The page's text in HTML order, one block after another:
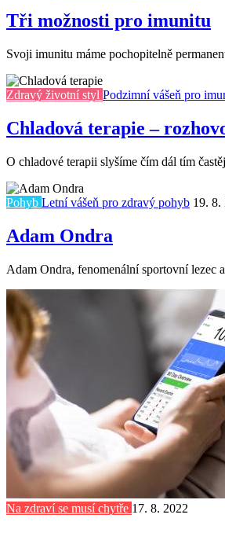
Tři možnosti pro imunitu
Svoji imunitu máme pochopitelně
Zdravý životní styl Podzimní vášeň pro
Chladová terapie –
O chladové terapii slyšíme čím dál tím
Pohyb Letní vášeň pro zdravý pohyb 19. 8.
Adam Ondra
Adam Ondra, fenomenální sportovní
Na zdraví se musí chytře 17. 8. 2022